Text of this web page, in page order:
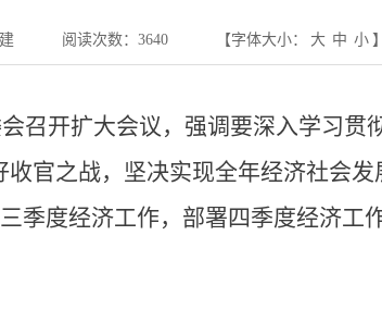
阅读次数： 3640 【字体大小： 大 中 小 】
召开扩大会议，强调要深入学习贯
官之战，坚决实现全年经济社会
季度经济工作，部署四季度经济工